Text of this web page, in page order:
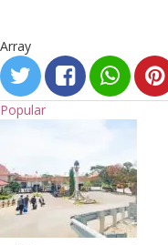
Array
Popular